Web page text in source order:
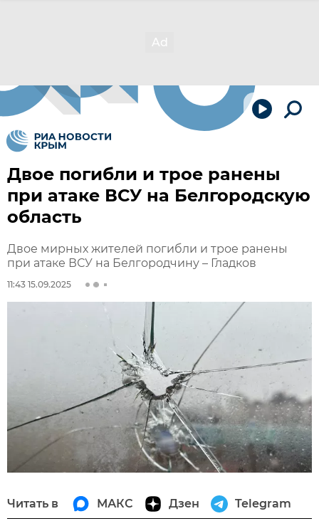
Двое погибли и трое ранены
при атаке ВСУ на Белгородскую
область
Двое мирных жителей погибли и трое ранены
при атаке ВСУ на Белгородчину – Гладков
11:43 15.09.2025
Читать в МАКС Дзен Telegram